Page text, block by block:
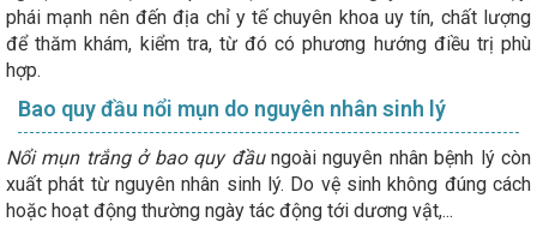
phái mạnh nên đến địa chỉ y tế chuyên khoa uy tín, chất lượng
để thăm khám, kiểm tra, từ đó có phương hướng điều trị phù
hợp.
Bao quy đầu nổi mụn do nguyên nhân sinh lý
Nổi mụn trắng ở bao quy đầu ngoài nguyên nhân bệnh lý còn
xuất phát từ nguyên nhân sinh lý. Do vệ sinh không đúng cách
hoặc hoạt động thường ngày tác động tới dương vật,...